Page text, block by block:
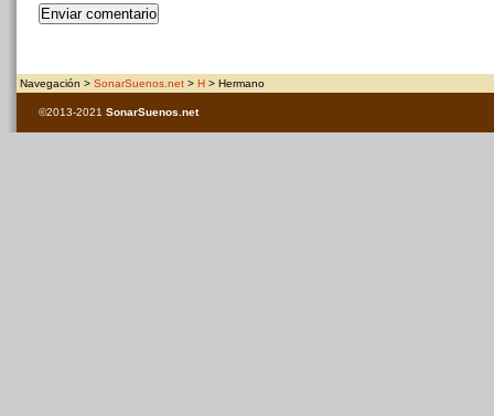
Navegación > SonarSuenos.net > H > Hermano
©2013-2021 SonarSuenos .net